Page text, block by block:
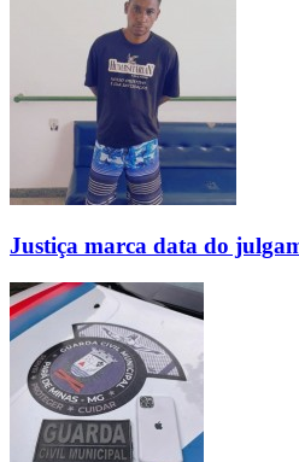
Justiça marca data do